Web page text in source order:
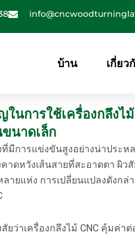
บ้าน เกี่ยว
ในการใช้เครื่องกลึงไ
ขนาดเล็ก
ที่มีการแข่งขันสูงอย่างน่าประ
าดหวังเส้นสายที่สะอาดตา ผิว
ายแห่ง การเปลี่ยนแปลงดังกล่
ยว่าเครื่องกลึงไม้ CNC คุ้มค่า